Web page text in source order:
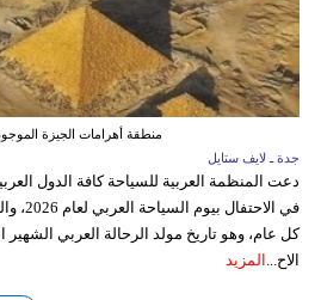
منطقة أهرامات الجيزة
جدة ـ لايف ستايل
دعت المنظمة العربية للسياحة كافة الدول
كل عام، وهو تاريخ مولد الرحالة العربي
الاح... المزيد